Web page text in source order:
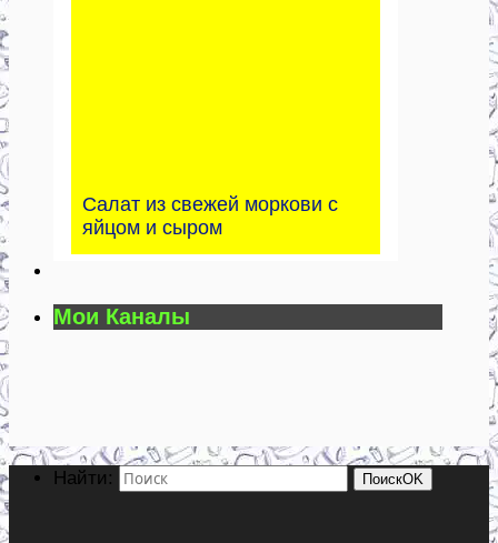
Салат из свежей моркови с
яйцом и сыром
Мои Каналы
Найти: ПоискOK